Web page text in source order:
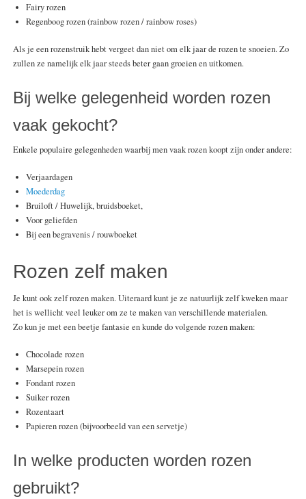
Fairy rozen
Regenboog rozen (rainbow rozen / rainbow roses)
Als je een rozenstruik hebt vergeet dan niet om elk jaar de rozen te snoeien. Zo
zullen ze namelijk elk jaar steeds beter gaan groeien en uitkomen.
Bij welke gelegenheid worden rozen
vaak gekocht?
Enkele populaire gelegenheden waarbij men vaak rozen koopt zijn onder andere:
Verjaardagen
Moederdag
Bruiloft / Huwelijk, bruidsboeket,
Voor geliefden
Bij een begravenis / rouwboeket
Rozen zelf maken
Je kunt ook zelf rozen maken. Uiteraard kunt je ze natuurlijk zelf kweken maar
het is wellicht veel leuker om ze te maken van verschillende materialen.
Zo kun je met een beetje fantasie en kunde do volgende rozen maken:
Chocolade rozen
Marsepein rozen
Fondant rozen
Suiker rozen
Rozentaart
Papieren rozen (bijvoorbeeld van een servetje)
In welke producten worden rozen
gebruikt?